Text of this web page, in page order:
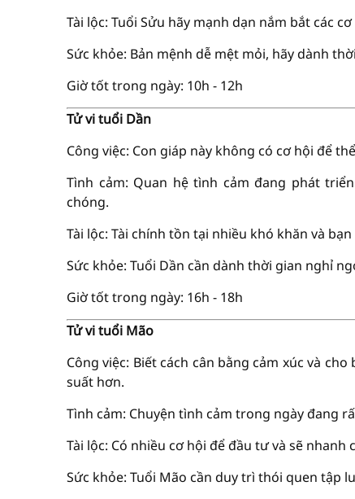
Tài lộc: Tuổi Sửu hãy mạnh dạn nắm bắt các
Sức khỏe: Bản mệnh dễ mệt mỏi, hãy dành
Giờ tốt trong ngày: 10h - 12h
Tử vi tuổi Dần
Công việc: Con giáp này không có cơ hội để
Tình cảm: Quan hệ tình cảm đang phát
chóng.
Tài lộc: Tài chính tồn tại nhiều khó khăn và
Sức khỏe: Tuổi Dần cần dành thời gian nghỉ
Giờ tốt trong ngày: 16h - 18h
Tử vi tuổi Mão
Công việc: Biết cách cân bằng cảm xúc và
suất hơn.
Tình cảm: Chuyện tình cảm trong ngày đang
Tài lộc: Có nhiều cơ hội để đầu tư và sẽ
Sức khỏe: Tuổi Mão cần duy trì thói quen tập